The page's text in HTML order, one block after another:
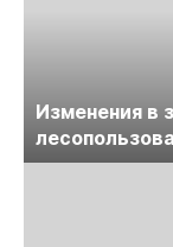
Изменения в
обсудят на